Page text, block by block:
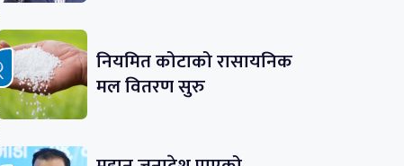
नियमित कोटाको रासायनिक
मल वितरण सुरु